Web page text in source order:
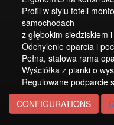
Profil w stylu foteli
samochodach
z głębokim siedziskiem
Odchylenie oparcia i
Pełna, stalowa rama
Wyściółka z pianki o
Regulowane podparcie
CONFIGURATIONS